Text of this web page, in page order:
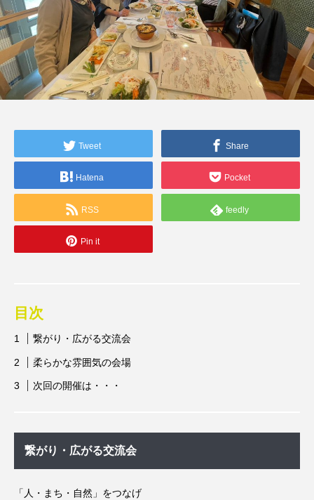
Tweet Share
Hatena Pocket
RSS feedly
Pin it
目次
繋がり・広がる交流会
柔らかな雰囲気の会場
次回の開催は・・・
繋がり・広がる交流会
「人・まち・自然」をつなげ